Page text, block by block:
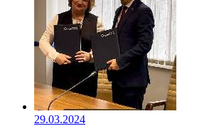
29.03.2024